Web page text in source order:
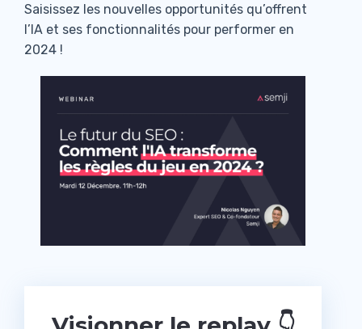
Saisissez les nouvelles opportunités qu’offrent
l’IA et ses fonctionnalités pour performer en
2024 !